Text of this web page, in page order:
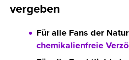
vergeben
Für alle Fans der
chemikalienfreie